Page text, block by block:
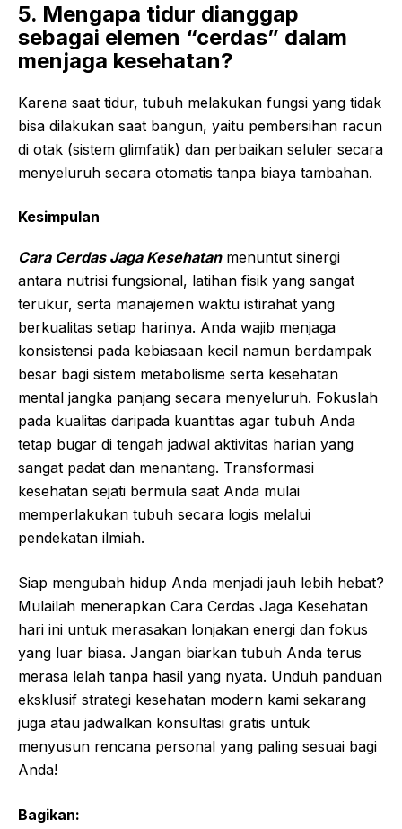
5. Mengapa tidur dianggap
sebagai elemen “cerdas” dalam
menjaga kesehatan?
Karena saat tidur, tubuh melakukan fungsi yang tidak
bisa dilakukan saat bangun, yaitu pembersihan racun
di otak (sistem glimfatik) dan perbaikan seluler secara
menyeluruh secara otomatis tanpa biaya tambahan.
Kesimpulan
Cara Cerdas Jaga Kesehatanmenuntut sinergi
antara nutrisi fungsional, latihan fisik yang sangat
terukur, serta manajemen waktu istirahat yang
berkualitas setiap harinya. Anda wajib menjaga
konsistensi pada kebiasaan kecil namun berdampak
besar bagi sistem metabolisme serta kesehatan
mental jangka panjang secara menyeluruh. Fokuslah
pada kualitas daripada kuantitas agar tubuh Anda
tetap bugar di tengah jadwal aktivitas harian yang
sangat padat dan menantang. Transformasi
kesehatan sejati bermula saat Anda mulai
memperlakukan tubuh secara logis melalui
pendekatan ilmiah.
Siap mengubah hidup Anda menjadi jauh lebih hebat?
Mulailah menerapkan Cara Cerdas Jaga Kesehatan
hari ini untuk merasakan lonjakan energi dan fokus
yang luar biasa. Jangan biarkan tubuh Anda terus
merasa lelah tanpa hasil yang nyata. Unduh panduan
eksklusif strategi kesehatan modern kami sekarang
juga atau jadwalkan konsultasi gratis untuk
menyusun rencana personal yang paling sesuai bagi
Anda!
Bagikan: